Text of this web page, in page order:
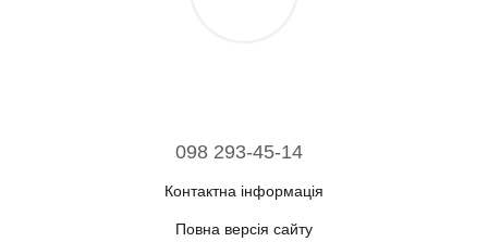
098 293-45-14
Контактна інформація
Повна версія сайту